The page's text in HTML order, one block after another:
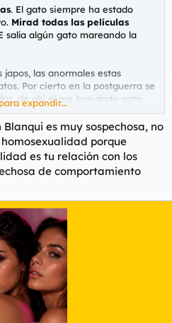
. El gato siempre ha estado
Mirad todas las películas
salía algún gato mareando la
las anormales estas
Por cierto en la postguerra se
de ahí el me han dado gato
por una zorra del
soy un CERDO como los
expandir...
es muy sospechosa, no
porque
es tu relación con los
de comportamiento